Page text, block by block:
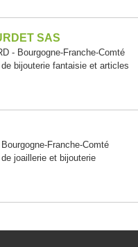
SAS
- Bourgogne-Franche-Comté
de bijouterie fantaisie et articles
Franche-Comté
joaillerie et bijouterie